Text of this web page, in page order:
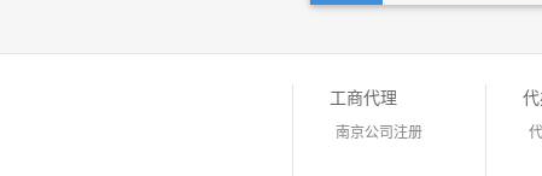
工商代理
南京公司注册